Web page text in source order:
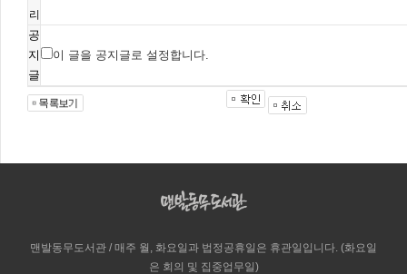
리
공
지
글
이 글을 공지글로 설정합니다.
맨발동무도서관 / 매주 월, 화요일과 법정공휴일은 휴관일입니다. (화요일
은 회의 및 집중업무일)